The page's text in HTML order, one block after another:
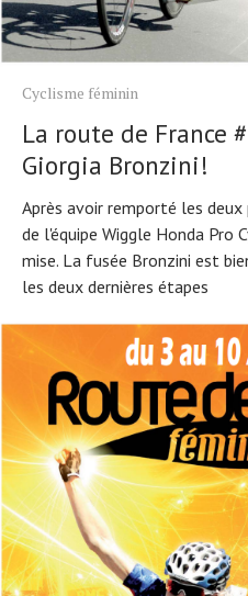
Cyclisme féminin
La route de France
Giorgia Bronzini!
Après avoir remporté les
de l'équipe Wiggle Honda Pro
mise. La fusée Bronzini est
les deux dernières étapes